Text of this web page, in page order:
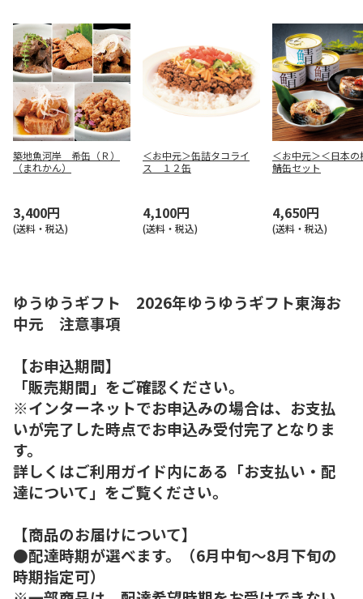
築地魚河岸 希缶（Ｒ）
（まれかん）
3,400円
(送料・税込)
＜お中元＞缶詰タコライ
ス １２缶
4,100円
(送料・税込)
＜お中元＞＜日本の
鯖缶セット
4,650円
(送料・税込)
ゆうゆうギフト 2026年ゆうゆうギフト東海お
中元 注意事項
【お申込期間】
「販売期間」をご確認ください。
※インターネットでお申込みの場合は、お支払
いが完了した時点でお申込み受付完了となりま
す。
詳しくはご利用ガイド内にある「お支払い・配
達について」をご覧ください。
【商品のお届けについて】
●配達時期が選べます。（6月中旬～8月下旬の
時期指定可）